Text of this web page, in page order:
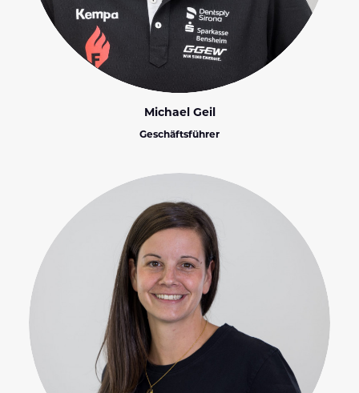
Michael Geil
Geschäftsführer